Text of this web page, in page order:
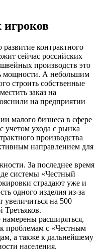
контрактного
сейчас российских
производств это
мощности. А небольшим
строить собственные
заказ на
на предприятии
малого бизнеса в сфере
учетом ухода с рынка
производства
направлением для
За последнее время
системы «Честный
страдают уже и
одного изделия из-за
увеличиться на 500
расширяться,
проблемам с «Честным
а также к дальнейшему
населения.